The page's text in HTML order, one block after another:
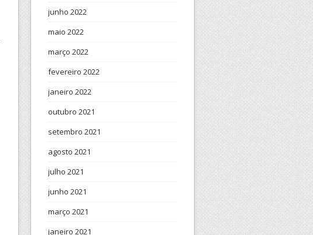
junho 2022
maio 2022
março 2022
fevereiro 2022
janeiro 2022
outubro 2021
setembro 2021
agosto 2021
julho 2021
junho 2021
março 2021
janeiro 2021